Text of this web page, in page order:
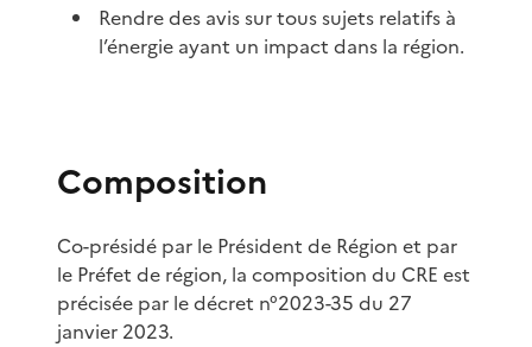
Rendre des avis sur tous sujets relatifs à
l’énergie ayant un impact dans la région.
Composition
Co-présidé par le Président de Région et par
le Préfet de région, la composition du CRE est
précisée par le décret n°2023-35 du 27
janvier 2023.